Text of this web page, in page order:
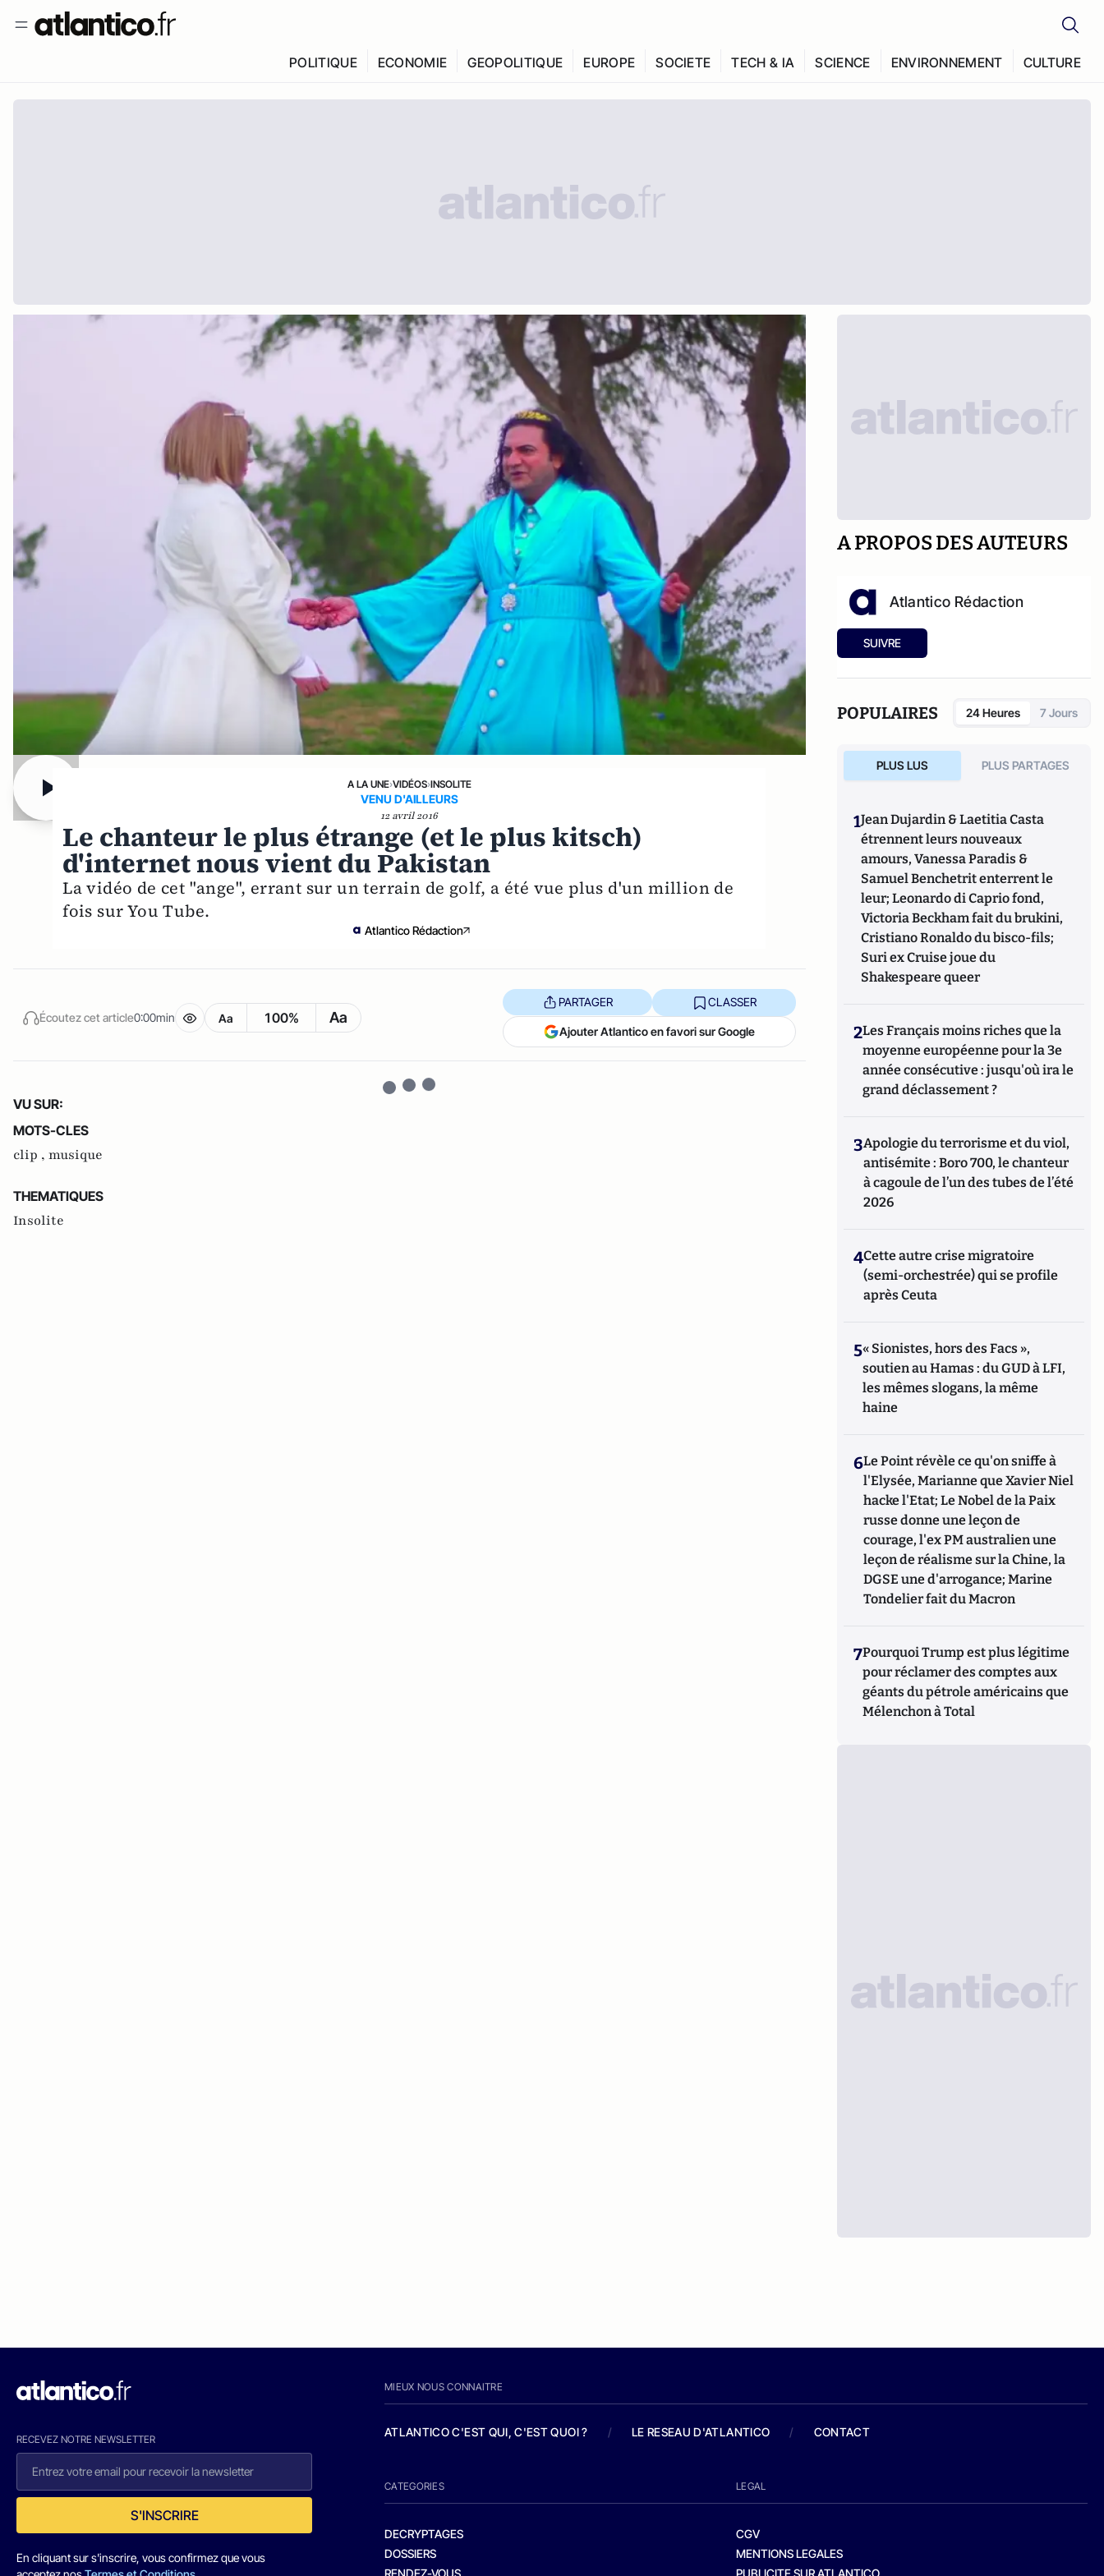
POLITIQUE ECONOMIE GEOPOLITIQUE EUROPE SOCIETE TECH & IA SCIENCE ENVIRONNEMENT CULTURE
A LA UNE›VIDÉOS›INSOLITE
VENU D'AILLEURS
12 avril 2016
Le chanteur le plus étrange (et le plus kitsch)
d'internet nous vient du Pakistan
La vidéo de cet "ange", errant sur un terrain de golf, a été vue plus d'un million de
fois sur You Tube.
Atlantico Rédaction
Écoutez cet article0:00min Aa 100% Aa
PARTAGER CLASSER
Ajouter Atlantico en favori sur Google
VU SUR:
MOTS-CLES
clip , musique
THEMATIQUES
Insolite
A PROPOS DES AUTEURS
Atlantico Rédaction
SUIVRE
POPULAIRES 24 Heures 7 Jours
PLUS LUS PLUS PARTAGES
1Jean Dujardin & Laetitia Casta
étrennent leurs nouveaux
amours, Vanessa Paradis &
Samuel Benchetrit enterrent le
leur; Leonardo di Caprio fond,
Victoria Beckham fait du brukini,
Cristiano Ronaldo du bisco-fils;
Suri ex Cruise joue du
Shakespeare queer
2Les Français moins riches que la
moyenne européenne pour la 3e
année consécutive : jusqu'où ira le
grand déclassement ?
3Apologie du terrorisme et du viol,
antisémite : Boro 700, le chanteur
à cagoule de l’un des tubes de l’été
2026
4Cette autre crise migratoire
(semi-orchestrée) qui se profile
après Ceuta
5« Sionistes, hors des Facs »,
soutien au Hamas : du GUD à LFI,
les mêmes slogans, la même
haine
6Le Point révèle ce qu'on sniffe à
l'Elysée, Marianne que Xavier Niel
hacke l'Etat; Le Nobel de la Paix
russe donne une leçon de
courage, l'ex PM australien une
leçon de réalisme sur la Chine, la
DGSE une d'arrogance; Marine
Tondelier fait du Macron
7Pourquoi Trump est plus légitime
pour réclamer des comptes aux
géants du pétrole américains que
Mélenchon à Total
RECEVEZ NOTRE NEWSLETTER
S'INSCRIRE
En cliquant sur s'inscrire, vous confirmez que vous
MIEUX NOUS CONNAITRE
ATLANTICO C'EST QUI, C'EST QUOI ? / LE RESEAU D'ATLANTICO / CONTACT
CATEGORIES
DECRYPTAGES
DOSSIERS
RENDEZ-VOUS
LEGAL
CGV
MENTIONS LEGALES
PUBLICITE SUR ATLANTICO